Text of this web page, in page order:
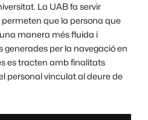
La UAB fa servir
que la persona que
manera més fluida i
generades per la navegació en
es tracten amb finalitats
personal vinculat al deure de